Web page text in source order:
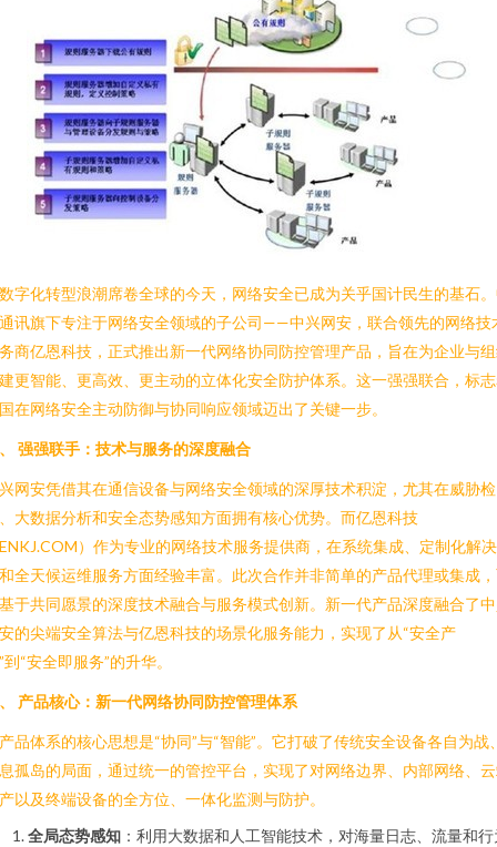
字化转型浪潮席卷全球的今天，网络安全已成为关乎国计民生的基石
讯旗下专注于网络安全领域的子公司——中兴网安，联合领先的网络技
商亿恩科技，正式推出新一代网络协同防控管理产品，旨在为企业与
更智能、更高效、更主动的立体化安全防护体系。这一强强联合，标
在网络安全主动防御与协同响应领域迈出了关键一步。
强强联手：技术与服务的深度融合
网安凭借其在通信设备与网络安全领域的深厚技术积淀，尤其在威胁检
大数据分析和安全态势感知方面拥有核心优势。而亿恩科技
）作为专业的网络技术服务提供商，在系统集成、定制化解
全天候运维服务方面经验丰富。此次合作并非简单的产品代理或集成
于共同愿景的深度技术融合与服务模式创新。新一代产品深度融合了
的尖端安全算法与亿恩科技的场景化服务能力，实现了从“安全产
到“安全即服务”的升华。
产品核心：新一代网络协同防控管理体系
品体系的核心思想是“协同”与“智能”。它打破了传统安全设备各自为战
孤岛的局面，通过统一的管控平台，实现了对网络边界、内部网络、
以及终端设备的全方位、一体化监测与防护。
全局态势感知 ：利用大数据和人工智能技术，对海量日志、流量和行